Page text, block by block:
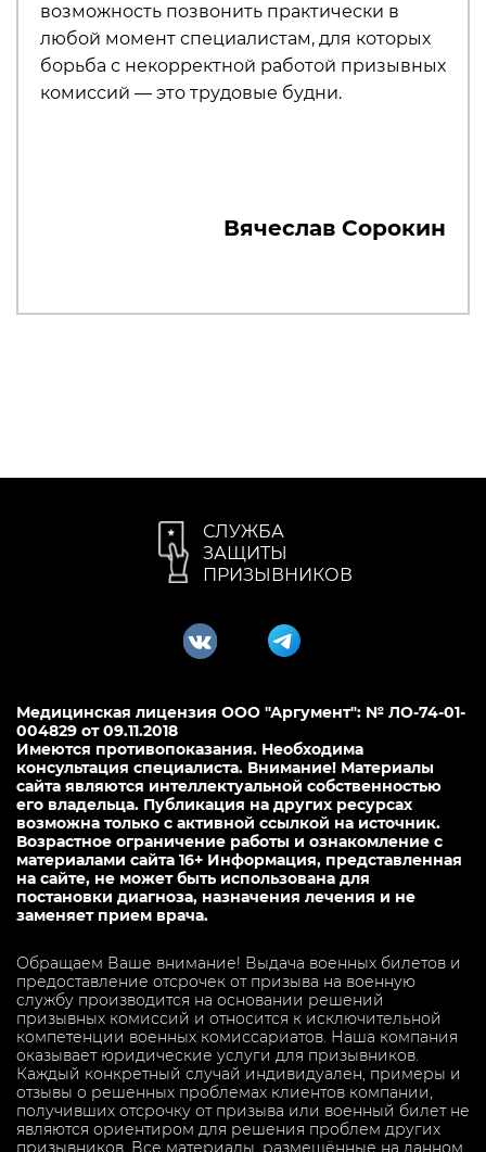
возможность позвонить практически в
любой момент специалистам, для которых
борьба с некорректной работой призывных
комиссий — это трудовые будни.
Вячеслав Сорокин
СЛУЖБА
ЗАЩИТЫ
ПРИЗЫВНИКОВ
Медицинская лицензия ООО "Аргумент": № ЛО-74-01-
004829 от 09.11.2018
Имеются противопоказания. Необходима
консультация специалиста. Внимание! Материалы
сайта являются интеллектуальной собственностью
его владельца. Публикация на других ресурсах
возможна только с активной ссылкой на источник.
Возрастное ограничение работы и ознакомление с
материалами сайта 16+ Информация, представленная
на сайте, не может быть использована для
постановки диагноза, назначения лечения и не
заменяет прием врача.
Обращаем Ваше внимание! Выдача военных билетов и
предоставление отсрочек от призыва на военную
службу производится на основании решений
призывных комиссий и относится к исключительной
компетенции военных комиссариатов. Наша компания
оказывает юридические услуги для призывников.
Каждый конкретный случай индивидуален, примеры и
отзывы о решенных проблемах клиентов компании,
получивших отсрочку от призыва или военный билет не
являются ориентиром для решения проблем других
призывников. Все материалы, размещённые на данном